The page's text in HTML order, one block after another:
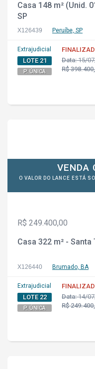
Casa 148 m² (Unid.
SP
X126439 Peruíbe, SP
Extrajudicial
LOTE 21
P. ÚNICA
Data:15/
R$
VENDA
O VALOR DO LANCE ESTÁ
R$ 249.400,00
Casa 322 m² -
X126440 Brumado, BA
Extrajudicial
LOTE 22
P. ÚNICA
Data:14/
R$